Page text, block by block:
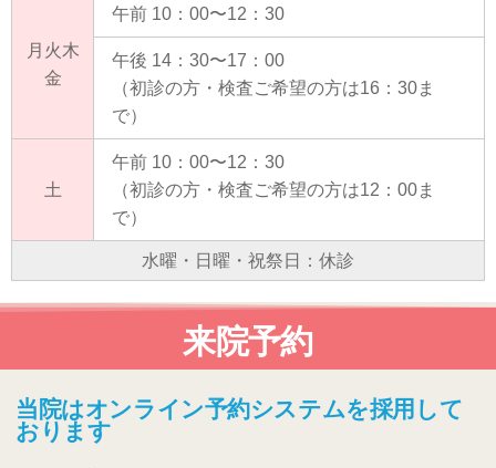
月火木
金
午前 10：00〜12：30
午後 14：30〜17：00
（初診の方・検査ご希望の方は16：30ま
で）
土
午前 10：00〜12：30
（初診の方・検査ご希望の方は12：00ま
で）
水曜・日曜・祝祭日：休診
来院予約
当院はオンライン予約システムを採用して
おります